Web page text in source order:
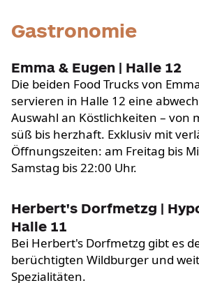
Gastronomie
Emma & Eugen | Halle 12
Die beiden Food Trucks von
servieren in Halle 12 eine
Auswahl an Köstlichkeiten – von
süß bis herzhaft. Exklusiv mit
Öffnungszeiten: am Freitag bis
Samstag bis 22:00 Uhr.
Herbert's Dorfmetzg |
Halle 11
Bei Herbert's Dorfmetzg gibt es
berüchtigten Wildburger und
Spezialitäten.